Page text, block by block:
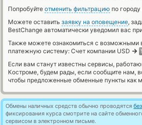
Попробуйте отменить фильтрацию по
Можете оставить заявку на оповещение,
BestChange автоматически уведомил вас
Также можете ознакомиться с возможными
платежную систему: Счет компании USD →
Если вам станут известны сервисы,
Костроме, будем рады, если сообщите нам,
чтобы предложенные обменные пункты как
Обмены наличных средств обычно проводятся
фиксирования курса смотрите на сайте
сервисом в электронном письме.